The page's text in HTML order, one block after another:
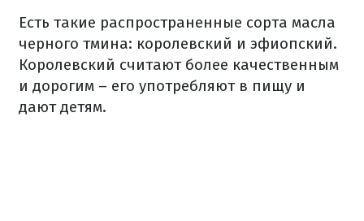
Есть такие распространенные сорта масла
черного тмина: королевский и эфиопский.
Королевский считают более качественным
и дорогим – его употребляют в пищу и
дают детям.